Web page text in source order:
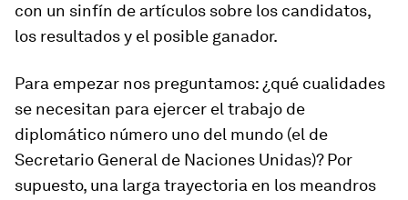
con un sinfín de artículos sobre los candidatos,
los resultados y el posible ganador.
Para empezar nos preguntamos: ¿qué cualidades
se necesitan para ejercer el trabajo de
diplomático número uno del mundo (el de
Secretario General de Naciones Unidas)? Por
supuesto, una larga trayectoria en los meandros